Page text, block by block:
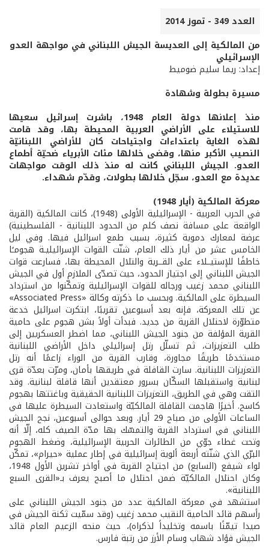
العدد 349 - تموز 2014
من المالكية إلى العديسة الجيش اللبناني في مواجهة العدو
الإسرائيلي
إعداد: ريما سليم ضوميط
مسيرة بطولة وشهادة
منذ إعلانها دولة العام 1948، باشرت إسرائيل سعيها
للاستيلاء على الأراضي العربية المحيطة بها، وقد قامت
لهذه الغاية باعتداءات واجتياحات كان للأراضي اللبنانيّة
النصيب الأكبر منها، وقضى خلالها مئات الأبرياء ضحيّة أطماع
العدو. الجيش اللبناني كانت له منذ ذلك الوقت مواجهات
عديدة مع العدو، سجّل خلالها بطولات، وقدّم شهداء.
معركة المالكية (أيار 1948)
في الحرب العربية - الإسرائيلية الأولى (1948)، كانت المالكية (القرية
الواقعة على مسافة نصف كلم من الحدود اللبنانية - الفلسطينية)
عرضة لمعارك دموية كثيرة، بسبب طمع اسرائيل فيها. وفي ليل
الخامس عشر من أيار ذلك العام، شنّت القوات الإسرائيليـة هجومـًا
خاطفًا للإستيــلاء على القــرية والتلال المحيطة بها، فسارعت قوات
الجيش اللبناني إلى اجتياز الحدود، حيث تصدّى الملازم أول في الجيش
اللبناني محمد زغيب ورجاله للقوات الإسرائيلية وتمكّنوا من استرداد
السيطرة على المالكية. وبحسب ما ذكرته وكالة «Associated Press»
عن تلك المعركة، فإنه بعد أسبوعين تقريبًا، ابتكرت اسرائيل خدعة
متطوّرة لاحتلال القرية من جديد. فبدأت أولاً بشن هجوم على حامية
القرية المؤلفة من جنود الجيش اللبناني، مما اضطر العسكريين إلى
طلب التعزيزات، ثم تسلّل رتل إسرائيلي داخل الأراضي اللبنانية
مستخدمًا طريقًا مجاورة، وقارب القرية من الوراء زاعمًا أنه رتل
التعزيزات اللبنانية. سارت القافلة في طريقها بأمان، ومرّت بعدّة قرى
لبنانية واستقبلها السكّان بسرور معتقدين أنها قافلة لبنانية. وقد
التقت وهي في الطريق، التعزيزات اللبنانية الحقيقية وباغتتها بهجوم
كاسح. أخيرًا هاجمت القافلة المالكيّة واستعادت السيطرة عليها في
الساعات الأولى من صباح 29 أيار. وبعد حوالى أسبوعين، نجح الجيش
اللبناني في استرداد القرية والتمسّك بها مدّة الصيف كله، إلّا أنه
وتحت غطاء جوّي من الطائرات الحربية الإسرائيلية، وضغط الهجوم
البرّي الذي شنّته أربعة ألوية إسرائيلية في إطار عملية «حيرام»، تمكّن
لواء شيفع (السابع) من اجتياح القرية في أواخر تشرين الأول 1948،
وكان احتلال المالكيّة ضمن احتلال ما أصبح يعرف بـ«القرى السبع
اللبنانية».
استشهد في معركة المالكية عدد من جنود الجيش اللبناني على
رأسهم قائد الحامية النقيب محمد زغيب (وقد سمّيت ثكنة الجيش في
صيدا تيمّنًا باسمه وتخليداً لذكراه)، حيث منحه الزعيم العام قائد
الجيش فؤاد شهاب وسام الأرز من رتبة فارس.